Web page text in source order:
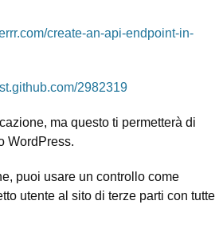
create-an-api-endpoint-in-
2982319
ma questo ti permetterà di
WordPress.
puoi usare un controllo come
utente al sito di terze parti con tutte